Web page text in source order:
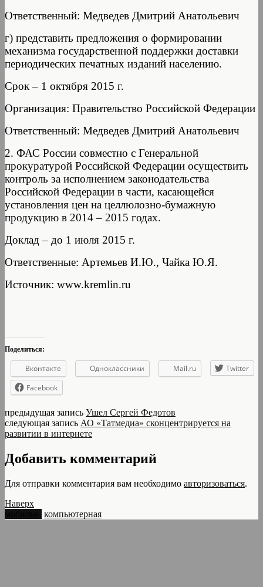
Ответственный: Медведев Дмитрий Анатольевич
г) представить предложения о формировании
механизма государственной поддержки доставки
периодических печатных изданий населению.
Срок – 1 октября 2015 г.
Организация: Правительство Российской Федерации
Ответственный: Медведев Дмитрий Анатольевич
2. ФАС России совместно с Генеральной
прокуратурой Российской Федерации осуществить
контроль за исполнением законодательства
Российской Федерации в части, касающейся
установления цен на целлюлозно-бумажную
продукцию в 2014 – 2015 годах.
Доклад – до 1 июля 2015 г.
Ответственные: Артемьев И.Ю., Чайка Ю.Я.
Источник: www.kremlin.ru
Поделиться:
Вконтакте Одноклассники Mail.ru
Twitter
Facebook
предыдущая запись Ушел Сергей Федотов
следующая запись АО «Татмедиа» сконцентрируется на
развитии в интернете
Добавить комментарий
Для отправки комментария вам необходимо авторизоваться.
Наверх
компьютерная